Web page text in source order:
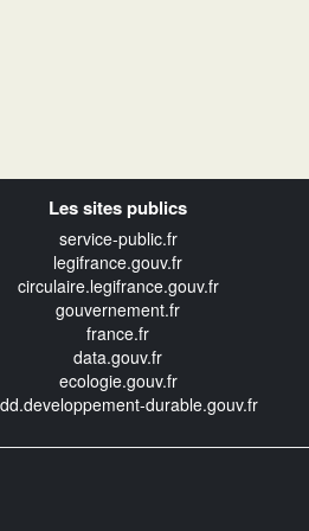
Les sites publics
service-public.fr
legifrance.gouv.fr
circulaire.legifrance.gouv.fr
gouvernement.fr
france.fr
data.gouv.fr
ecologie.gouv.fr
durable.gouv.fr